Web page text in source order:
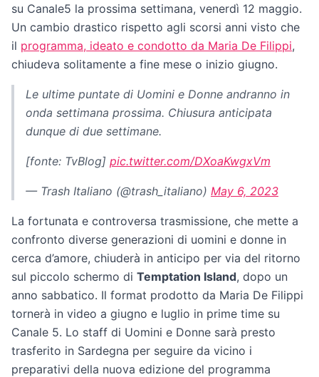
su Canale5 la prossima settimana, venerdì 12 maggio.
Un cambio drastico rispetto agli scorsi anni visto che
il programma, ideato e condotto da Maria De Filippi,
chiudeva solitamente a fine mese o inizio giugno.
Le ultime puntate di Uomini e Donne andranno in
onda settimana prossima. Chiusura anticipata
dunque di due settimane.
[fonte: TvBlog] pic.twitter.com/DXoaKwgxVm
— Trash Italiano (@trash_italiano) May 6, 2023
La fortunata e controversa trasmissione, che mette a
confronto diverse generazioni di uomini e donne in
cerca d’amore, chiuderà in anticipo per via del ritorno
sul piccolo schermo di Temptation Island, dopo un
anno sabbatico. Il format prodotto da Maria De Filippi
tornerà in video a giugno e luglio in prime time su
Canale 5. Lo staff di Uomini e Donne sarà presto
trasferito in Sardegna per seguire da vicino i
preparativi della nuova edizione del programma